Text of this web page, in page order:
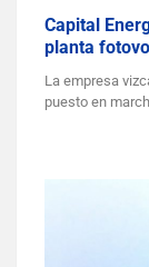
Capital
planta
La empresa
puesto en